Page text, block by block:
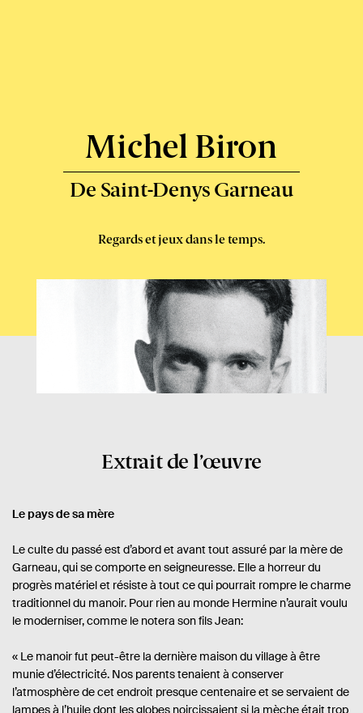
Michel Biron
De Saint-Denys Garneau
Regards et jeux dans le temps.
Extrait de l’œuvre
Le pays de sa mère
Le culte du passé est d’abord et avant tout assuré par la mère de
Garneau, qui se comporte en seigneuresse. Elle a horreur du
progrès matériel et résiste à tout ce qui pourrait rompre le charme
traditionnel du manoir. Pour rien au monde Hermine n’aurait voulu
le moderniser, comme le notera son fils Jean:
« Le manoir fut peut-être la dernière maison du village à être
munie d’électricité. Nos parents tenaient à conserver
l’atmosphère de cet endroit presque centenaire et se servaient de
lampes à l’huile dont les globes noircissaient si la mèche était trop